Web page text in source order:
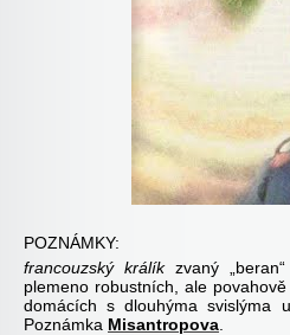
POZNÁMKY:
francouzský králíkzvaný
plemeno robustních, ale
domácích s dlouhýma svislýma
Poznámka Misantropova